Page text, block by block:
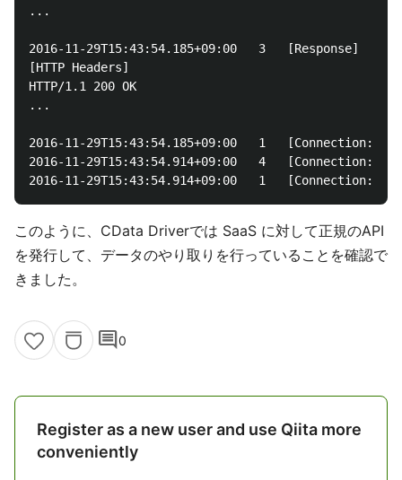
...
2016-11-29T15:43:54.185+09:00	3	[Response]
[HTTP Headers]
HTTP/1.1 200 OK
...
2016-11-29T15:43:54.185+09:00	1	[Connection: 26]	Executed query: [ SELECT  *  FROM [Account] LIMIT 10 ]. Success: 10 results ( 625 ) ms
2016-11-29T15:43:54.914+09:00	4	[Connection: 26]	Executed sys_disconnect: Success: (2 ms)
このように、CData Driverでは SaaS に対して正規のAPI
を発行して、データのやり取りを行っていることを確認で
きました。
comment0
Register as a new user and use Qiita more
conveniently